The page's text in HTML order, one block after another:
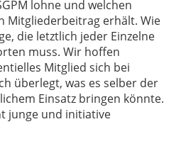
lohne und welchen
Mitgliederbeitrag erhält. Wie
die letztlich jeder Einzelne
muss. Wir hoffen
Mitglied sich bei
überlegt, was es selber der
Einsatz bringen könnte.
junge und initiative